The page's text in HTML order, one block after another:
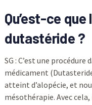
Qu’est-ce
dutastéride ?
SG : C’est une
médicament
atteint d’alopécie, et
mésothérapie. Avec